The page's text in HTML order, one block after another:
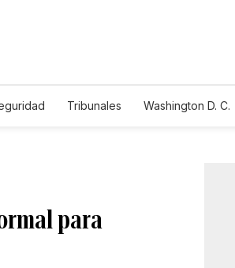
Tribunales Washington D. C.
para